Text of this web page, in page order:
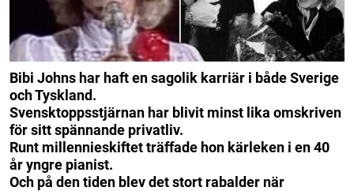
Bibi Johns har haft en sagolik karriär i både Sverige
och Tyskland.
Svensktoppsstjärnan har blivit minst lika omskriven
för sitt spännande privatliv.
Runt millennieskiftet träffade hon kärleken i en 40
år yngre pianist.
Och på den tiden blev det stort rabalder när